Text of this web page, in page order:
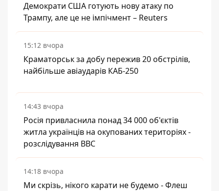
Демократи США готують нову атаку по
Трампу, але це не імпічмент – Reuters
15:12 вчора
Краматорськ за добу пережив 20 обстрілів,
найбільше авіаударів КАБ-250
14:43 вчора
Росія привласнила понад 34 000 об'єктів
житла українців на окупованих територіях -
розслідування BBC
14:18 вчора
Ми скрізь, нікого карати не будемо - Флеш